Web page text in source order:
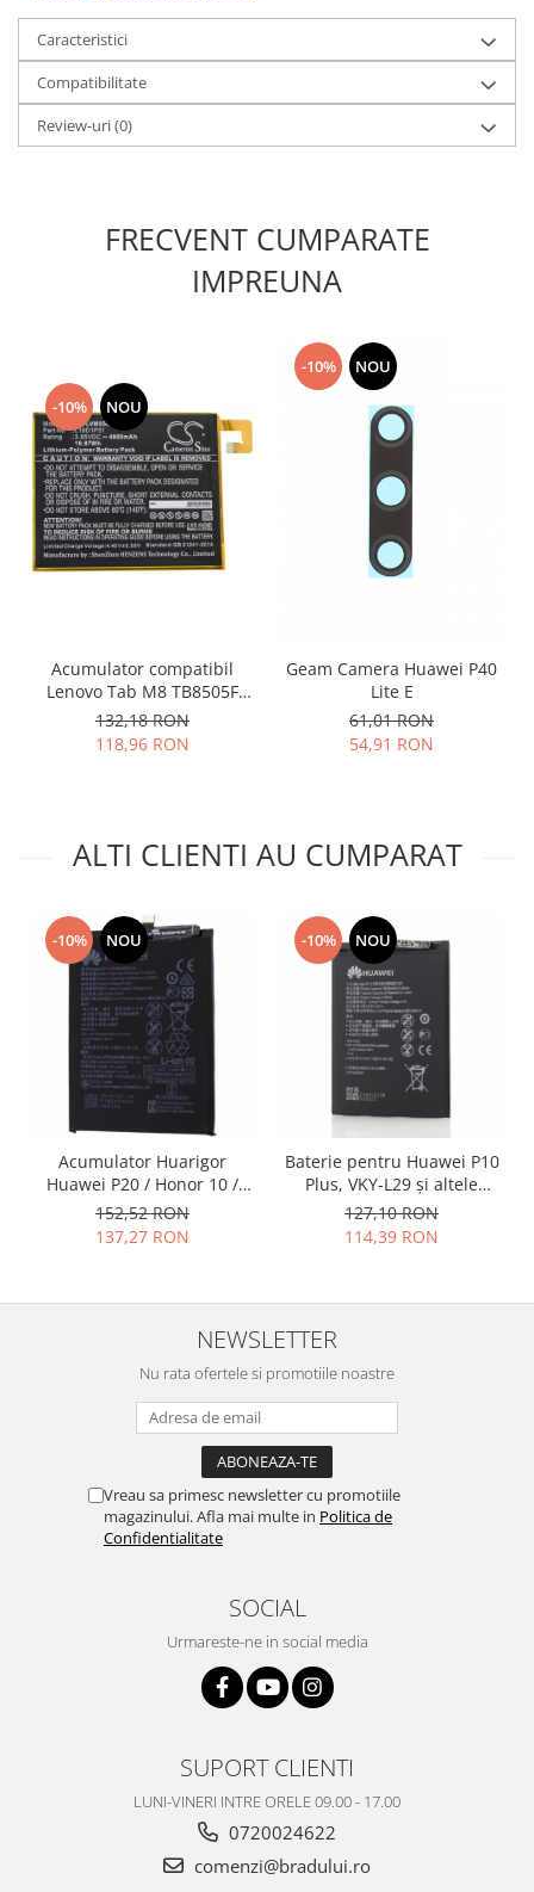
Blackberry
E-BODA
Google
HTC
Touchscreen Lenovo
Touchscreen Samsung
UTOK
Vodafone
Vonino
Wiko
Caracteristici
Compatibilitate
Review-uri(0)
FRECVENT CUMPARATE
IMPREUNA
-10% NOU
Acumulator compatibil
Lenovo Tab M8 TB8505F
L19D1P31
132,18 RON
118,96 RON
-10% NOU
Geam Camera Huawei P40
Lite E
61,01 RON
54,91 RON
ALTI CLIENTI AU CUMPARAT
-10% NOU
Acumulator Huarigor
Huawei P20 / Honor 10 /
HB396285ECW originala
152,52 RON
137,27 RON
-10% NOU
Baterie pentru Huawei P10
Plus, VKY-L29 și altele
3750mAh HB386589ECW
original
127,10 RON
114,39 RON
NEWSLETTER
Nu rata ofertele si promotiile noastre
Vreau sa primesc newsletter cu promotiile
magazinului. Afla mai multe in Politica de
Confidentialitate
SOCIAL
Urmareste-ne in social media
SUPORT CLIENTI
LUNI-VINERI INTRE ORELE 09.00 - 17.00
0720024622
comenzi@bradului.ro